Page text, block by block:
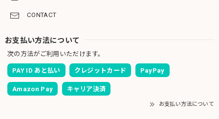
CONTACT
お支払い方法について
次の方法がご利用いただけます。
PAY ID あと払い クレジットカード PayPay
Amazon Pay キャリア決済
お支払い方法について